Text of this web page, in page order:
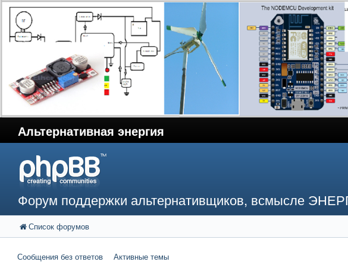
Альтернативная энергия
Форум поддержки альтернативщиков, всмысле
Список форумов
Сообщения без ответов Активные темы